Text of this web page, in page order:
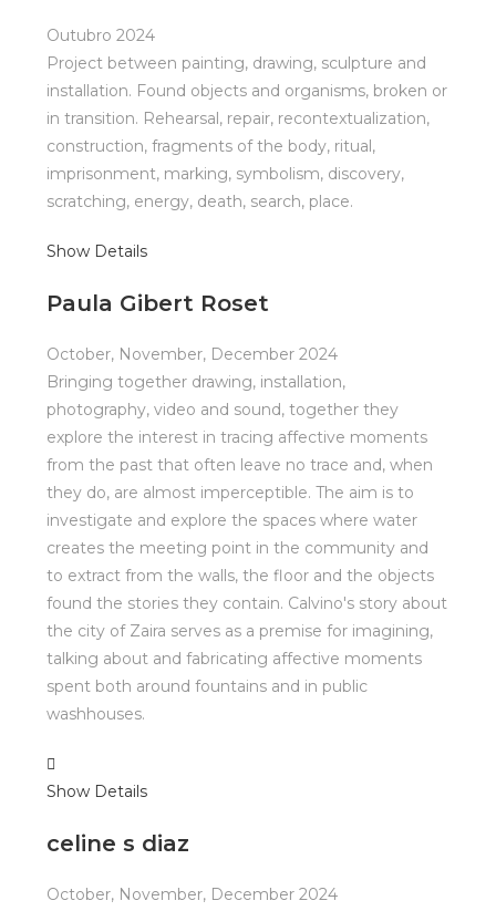
Outubro 2024
Project between painting, drawing, sculpture and
installation. Found objects and organisms, broken or
in transition. Rehearsal, repair, recontextualization,
construction, fragments of the body, ritual,
imprisonment, marking, symbolism, discovery,
scratching, energy, death, search, place.
Show Details
Paula Gibert Roset
October, November, December 2024
Bringing together drawing, installation,
photography, video and sound, together they
explore the interest in tracing affective moments
from the past that often leave no trace and, when
they do, are almost imperceptible. The aim is to
investigate and explore the spaces where water
creates the meeting point in the community and
to extract from the walls, the floor and the objects
found the stories they contain. Calvino's story about
the city of Zaira serves as a premise for imagining,
talking about and fabricating affective moments
spent both around fountains and in public
washhouses.
Show Details
celine s diaz
October, November, December 2024